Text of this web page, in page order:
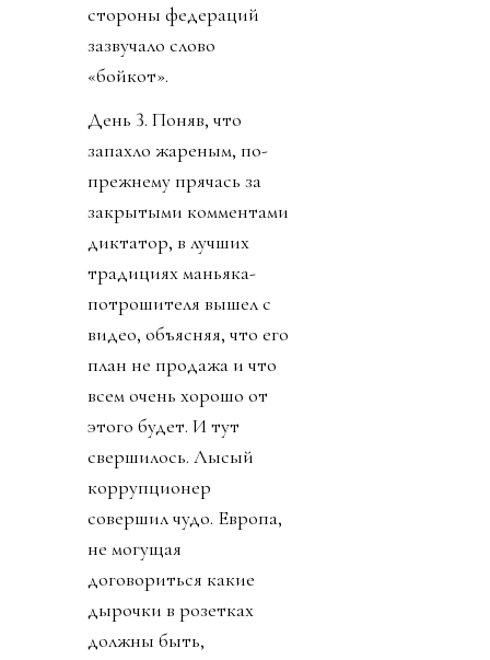
стороны федераций
зазвучало слово
«бойкот».
День 3. Поняв, что
запахло жареным, по-
прежнему прячась за
закрытыми комментами
диктатор, в лучших
традициях маньяка-
потрошителя вышел с
видео, объясняя, что его
план не продажа и что
всем очень хорошо от
этого будет. И тут
свершилось. Лысый
коррупционер
совершил чудо. Европа,
не могущая
договориться какие
дырочки в розетках
должны быть,